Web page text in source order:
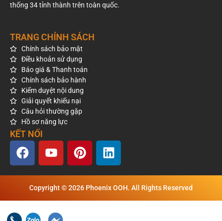
thống 34 tỉnh thành trên toàn quốc.
TRANG CHÍNH SÁCH
Chính sách bảo mật
Điều khoản sử dụng
Báo giá & Thanh toán
Chính sách bảo hành
Kiểm duyệt nội dung
Giải quyết khiếu nại
Câu hỏi thường gặp
Hồ sơ năng lực
KẾT NỐI
Copyright © 2026 Phoenix OOH. All Rights Reserved